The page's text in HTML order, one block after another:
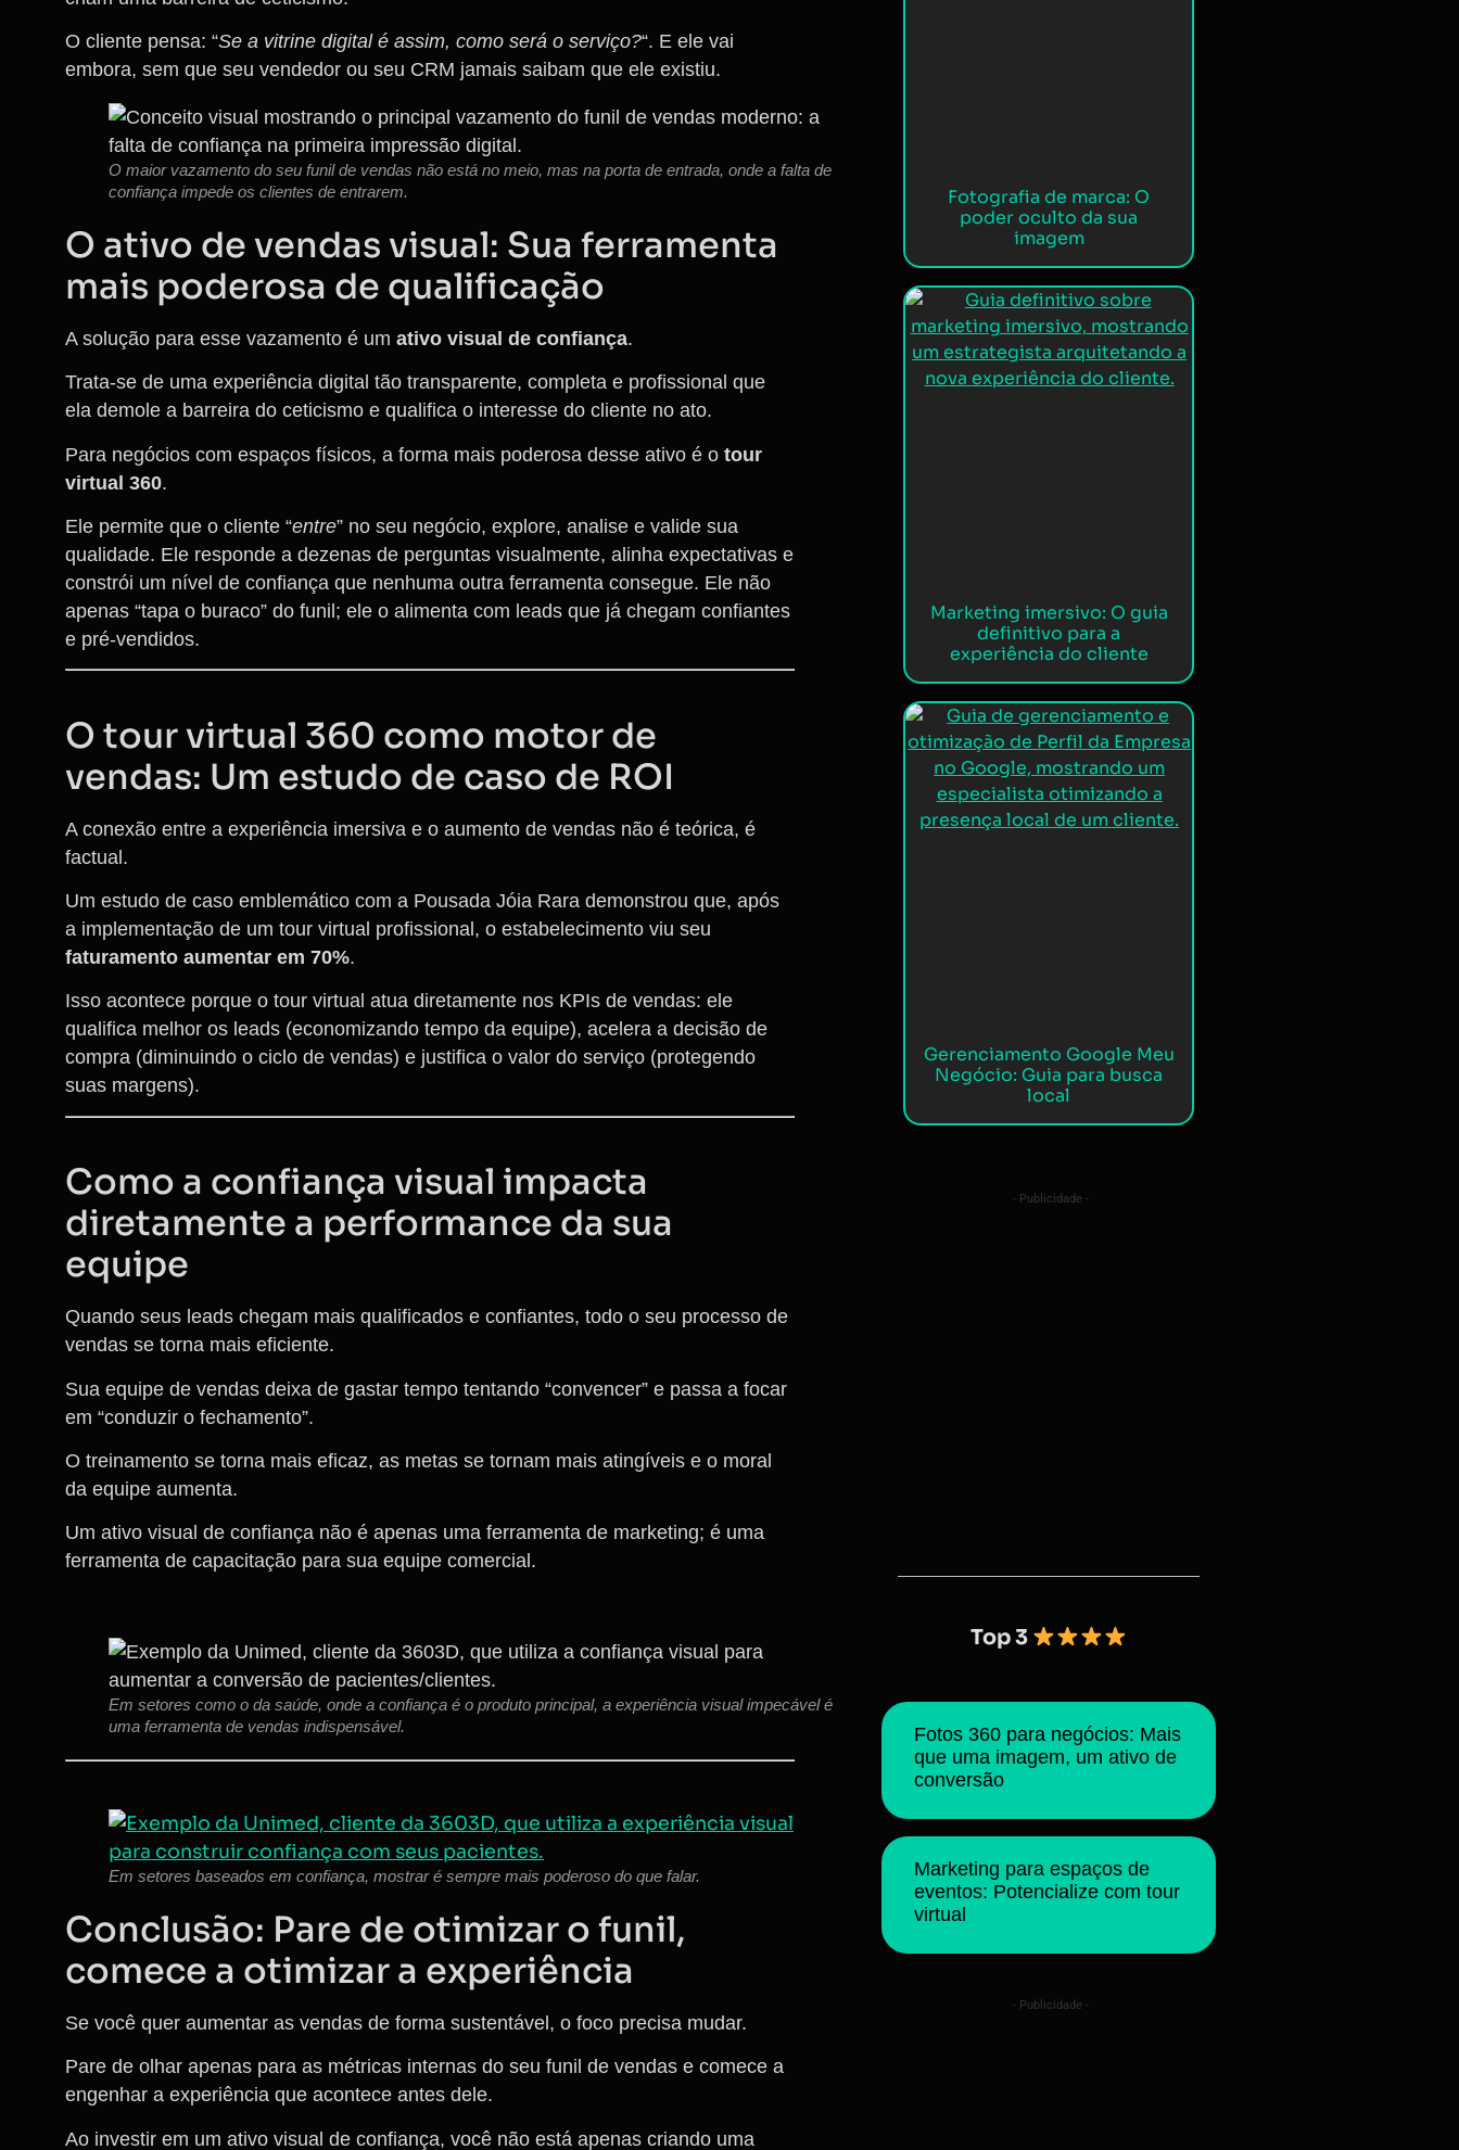
O cliente pensa: “Se a vitrine digital é assim, como será o serviço?“. E ele vai
embora, sem que seu vendedor ou seu CRM jamais saibam que ele existiu.
O maior vazamento do seu funil de vendas não está no meio, mas na porta de entrada, onde a falta de
confiança impede os clientes de entrarem.
O ativo de vendas visual: Sua ferramenta
mais poderosa de qualificação
A solução para esse vazamento é um ativo visual de confiança.
Trata-se de uma experiência digital tão transparente, completa e profissional que
ela demole a barreira do ceticismo e qualifica o interesse do cliente no ato.
Para negócios com espaços físicos, a forma mais poderosa desse ativo é o tour
virtual 360.
Ele permite que o cliente “entre” no seu negócio, explore, analise e valide sua
qualidade. Ele responde a dezenas de perguntas visualmente, alinha expectativas e
constrói um nível de confiança que nenhuma outra ferramenta consegue. Ele não
apenas “tapa o buraco” do funil; ele o alimenta com leads que já chegam confiantes
e pré-vendidos.
O tour virtual 360 como motor de
vendas: Um estudo de caso de ROI
A conexão entre a experiência imersiva e o aumento de vendas não é teórica, é
factual.
Um estudo de caso emblemático com a Pousada Jóia Rara demonstrou que, após
a implementação de um tour virtual profissional, o estabelecimento viu seu
faturamento aumentar em 70%.
Isso acontece porque o tour virtual atua diretamente nos KPIs de vendas: ele
qualifica melhor os leads (economizando tempo da equipe), acelera a decisão de
compra (diminuindo o ciclo de vendas) e justifica o valor do serviço (protegendo
suas margens).
Como a confiança visual impacta
diretamente a performance da sua
equipe
Quando seus leads chegam mais qualificados e confiantes, todo o seu processo de
vendas se torna mais eficiente.
Sua equipe de vendas deixa de gastar tempo tentando “convencer” e passa a focar
em “conduzir o fechamento”.
O treinamento se torna mais eficaz, as metas se tornam mais atingíveis e o moral
da equipe aumenta.
Um ativo visual de confiança não é apenas uma ferramenta de marketing; é uma
ferramenta de capacitação para sua equipe comercial.
Em setores como o da saúde, onde a confiança é o produto principal, a experiência visual impecável é
uma ferramenta de vendas indispensável.
Em setores baseados em confiança, mostrar é sempre mais poderoso do que falar.
Conclusão: Pare de otimizar o funil,
comece a otimizar a experiência
Se você quer aumentar as vendas de forma sustentável, o foco precisa mudar.
Pare de olhar apenas para as métricas internas do seu funil de vendas e comece a
engenhar a experiência que acontece antes dele.
Ao investir em um ativo visual de confiança, você não está apenas criando uma
Fotografia de marca: O
poder oculto da sua
imagem
Marketing imersivo: O guia
definitivo para a
experiência do cliente
Gerenciamento Google Meu
Negócio: Guia para busca
local
- Publicidade -
Top 3
Fotos 360 para negócios: Mais
que uma imagem, um ativo de
conversão
Marketing para espaços de
eventos: Potencialize com tour
virtual
- Publicidade -